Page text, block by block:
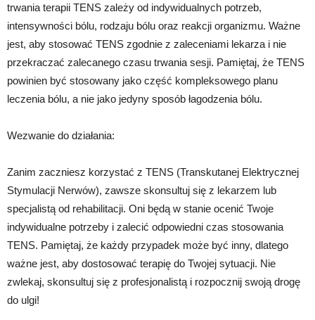
trwania terapii TENS zależy od indywidualnych potrzeb,
intensywności bólu, rodzaju bólu oraz reakcji organizmu. Ważne
jest, aby stosować TENS zgodnie z zaleceniami lekarza i nie
przekraczać zalecanego czasu trwania sesji. Pamiętaj, że TENS
powinien być stosowany jako część kompleksowego planu
leczenia bólu, a nie jako jedyny sposób łagodzenia bólu.
Wezwanie do działania:
Zanim zaczniesz korzystać z TENS (Transkutanej Elektrycznej
Stymulacji Nerwów), zawsze skonsultuj się z lekarzem lub
specjalistą od rehabilitacji. Oni będą w stanie ocenić Twoje
indywidualne potrzeby i zalecić odpowiedni czas stosowania
TENS. Pamiętaj, że każdy przypadek może być inny, dlatego
ważne jest, aby dostosować terapię do Twojej sytuacji. Nie
zwlekaj, skonsultuj się z profesjonalistą i rozpocznij swoją drogę
do ulgi!